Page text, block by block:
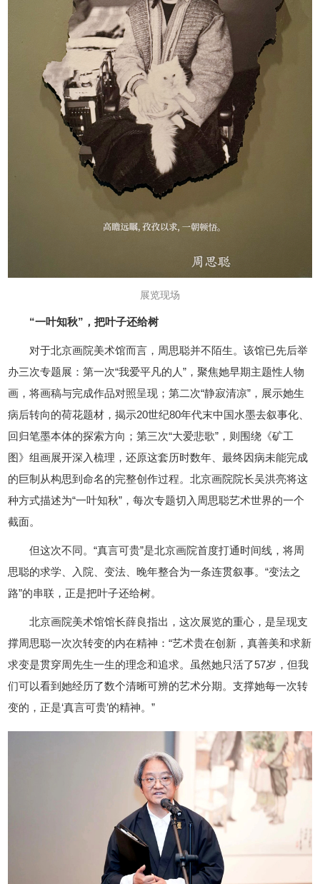
展览现场
“一叶知秋”，把叶子还给树
对于北京画院美术馆而言，周思聪并不陌生。该馆已先后举
办三次专题展：第一次“我爱平凡的人”，聚焦她早期主题性人物
画，将画稿与完成作品对照呈现；第二次“静寂清凉”，展示她生
病后转向的荷花题材，揭示20世纪80年代末中国水墨去叙事化、
回归笔墨本体的探索方向；第三次“大爱悲歌”，则围绕《矿工
图》组画展开深入梳理，还原这套历时数年、最终因病未能完成
的巨制从构思到命名的完整创作过程。北京画院院长吴洪亮将这
种方式描述为“一叶知秋”，每次专题切入周思聪艺术世界的一个
截面。
但这次不同。“真言可贵”是北京画院首度打通时间线，将周
思聪的求学、入院、变法、晚年整合为一条连贯叙事。“变法之
路”的串联，正是把叶子还给树。
北京画院美术馆馆长薛良指出，这次展览的重心，是呈现支
撑周思聪一次次转变的内在精神：“艺术贵在创新，真善美和求新
求变是贯穿周先生一生的理念和追求。虽然她只活了57岁，但我
们可以看到她经历了数个清晰可辨的艺术分期。支撑她每一次转
变的，正是‘真言可贵’的精神。”